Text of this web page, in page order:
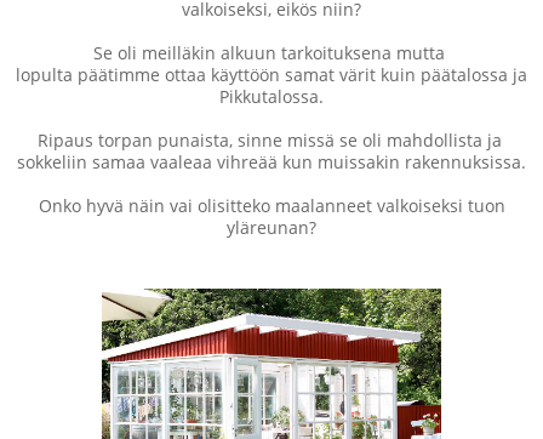
valkoiseksi, eikös niin?
Se oli meilläkin alkuun tarkoituksena mutta
lopulta päätimme ottaa käyttöön samat värit kuin päätalossa ja
Pikkutalossa.
Ripaus torpan punaista, sinne missä se oli mahdollista ja
sokkeliin samaa vaaleaa vihreää kun muissakin rakennuksissa.
Onko hyvä näin vai olisitteko maalanneet valkoiseksi tuon
yläreunan?